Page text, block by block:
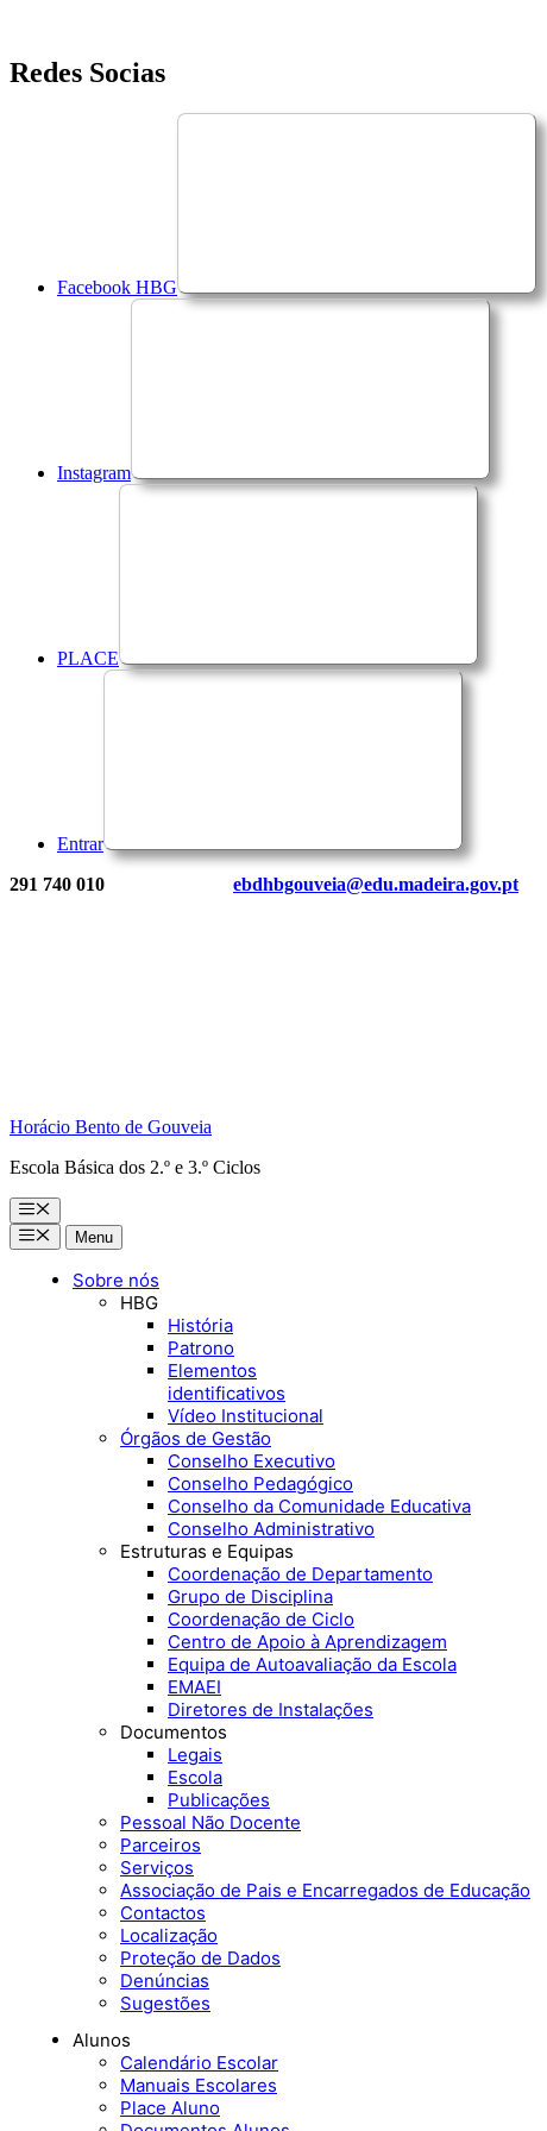
Saltar
para
Redes Socias
Facebook HBG
Instagram
PLACE
Entrar
291 740 010 ebdhbgouveia@edu.madeira.gov.pt
Horácio Bento de Gouveia
Escola Básica dos 2.º e 3.º Ciclos
Menu
MenuMenu
Sobre nós
HBG
História
Patrono
Elementos
identificativos
Vídeo Institucional
Órgãos de Gestão
Conselho Executivo
Conselho Pedagógico
Conselho da Comunidade Educativa
Conselho Administrativo
Estruturas e Equipas
Coordenação de Departamento
Grupo de Disciplina
Coordenação de Ciclo
Centro de Apoio à Aprendizagem
Equipa de Autoavaliação da Escola
EMAEI
Diretores de Instalações
Documentos
Legais
Escola
Publicações
Pessoal Não Docente
Parceiros
Serviços
Associação de Pais e Encarregados de Educação
Contactos
Localização
Proteção de Dados
Denúncias
Sugestões
Alunos
Calendário Escolar
Manuais Escolares
Place Aluno